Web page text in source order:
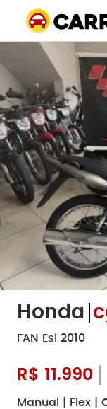
Honda
FAN Esi 2010
R$ 11.990
Manual | Flex |